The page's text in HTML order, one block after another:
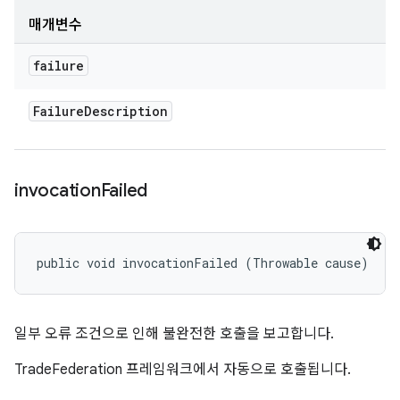
매개변수
failure
FailureDescription
invocationFailed
public void invocationFailed (Throwable cause)
일부 오류 조건으로 인해 불완전한 호출을 보고합니다.
TradeFederation 프레임워크에서 자동으로 호출됩니다.